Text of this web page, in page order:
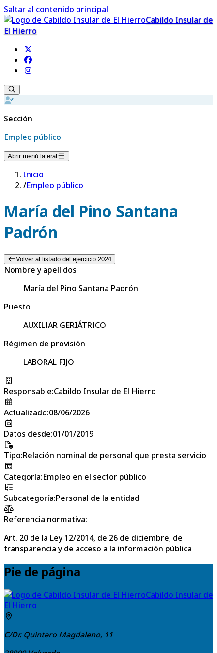
Saltar al contenido principal
Cabildo Insular de
El Hierro
Sección
Empleo público
Abrir menú lateral
Inicio
/Empleo público
María del Pino Santana
Padrón
Volver al listado del ejercicio 2024
Nombre y apellidos
María del Pino Santana Padrón
Puesto
AUXILIAR GERIÁTRICO
Régimen de provisión
LABORAL FIJO
Responsable:Cabildo Insular de El Hierro
Actualizado:08/06/2026
Datos desde:01/01/2019
Tipo:Relación nominal de personal que presta servicio
Categoría:Empleo en el sector público
Subcategoría:Personal de la entidad
Referencia normativa:
Art. 20 de la Ley 12/2014, de 26 de diciembre, de
transparencia y de acceso a la información pública
Pie de página
Cabildo Insular de
El Hierro
C/Dr. Quintero Magdaleno, 11